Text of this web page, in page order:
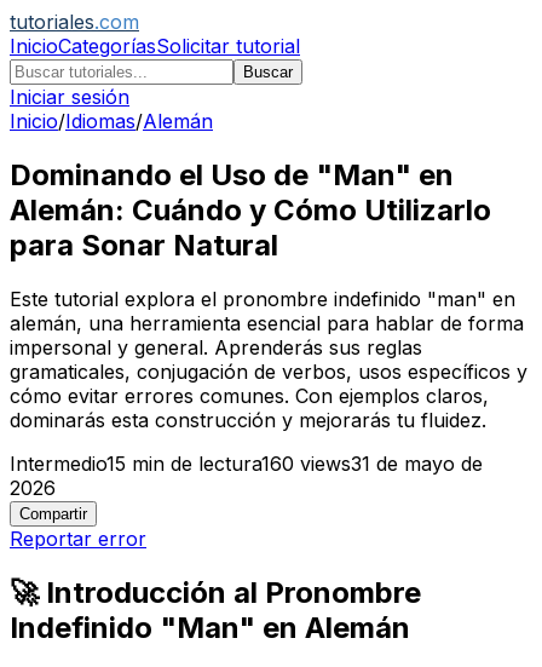
tutoriales.com
InicioCategoríasSolicitar tutorial
Buscar
Iniciar sesión
Inicio/Idiomas/Alemán
Dominando el Uso de "Man" en
Alemán: Cuándo y Cómo Utilizarlo
para Sonar Natural
Este tutorial explora el pronombre indefinido "man" en
alemán, una herramienta esencial para hablar de forma
impersonal y general. Aprenderás sus reglas
gramaticales, conjugación de verbos, usos específicos y
cómo evitar errores comunes. Con ejemplos claros,
dominarás esta construcción y mejorarás tu fluidez.
Intermedio15 min de lectura160 views31 de mayo de
2026
Compartir
Reportar error
🚀 Introducción al Pronombre
Indefinido "Man" en Alemán